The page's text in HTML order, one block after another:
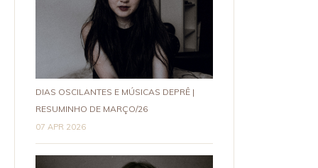
DIAS OSCILANTES E MÚSICAS DEPRÊ |
RESUMINHO DE MARÇO/26
07 APR 2026